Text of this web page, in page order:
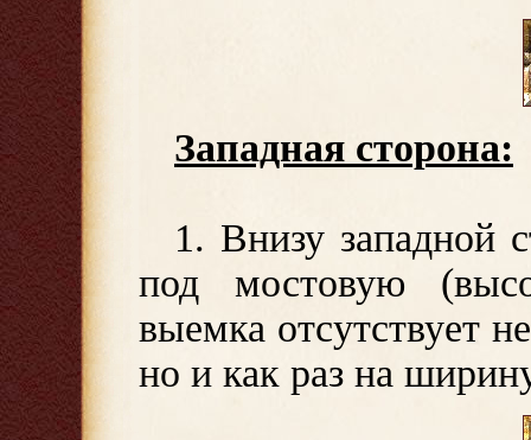
Западная сторона:
1. Внизу западной
под мостовую
выемка отсутствует
но и как раз на